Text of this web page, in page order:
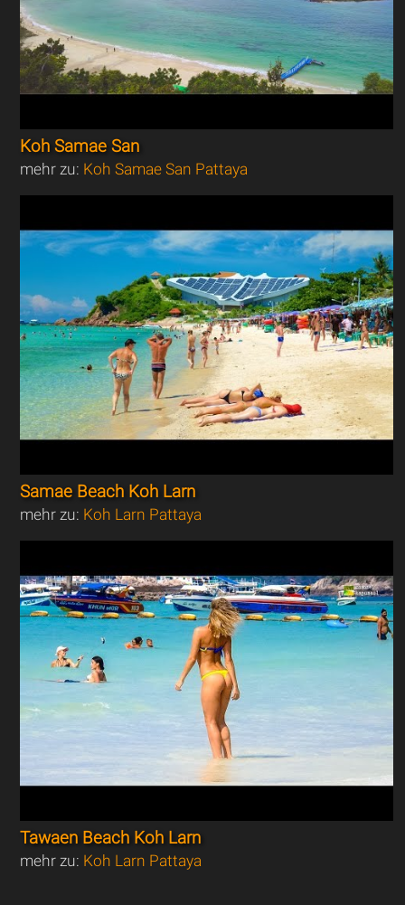
Koh Samae San
mehr zu: Koh Samae San Pattaya
Samae Beach Koh Larn
mehr zu: Koh Larn Pattaya
Tawaen Beach Koh Larn
mehr zu: Koh Larn Pattaya